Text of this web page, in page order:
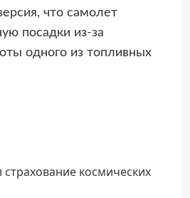
что самолет
посадки из-за
одного из топливных
космических